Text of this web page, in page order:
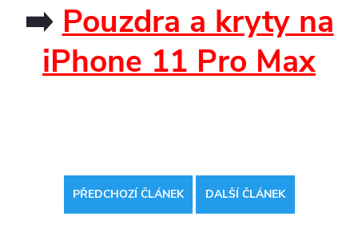
➡️Pouzdra a kryty na
iPhone 11 Pro Max
PŘEDCHOZÍ ČLÁNEK DALŠÍ ČLÁNEK